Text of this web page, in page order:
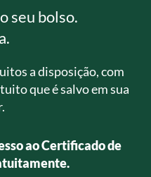
seu bolso.
a disposição, com
que é salvo em sua
ao Certificado de